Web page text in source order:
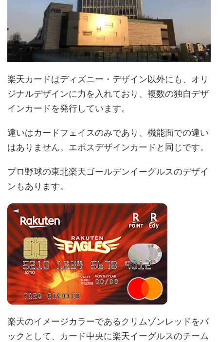
楽天カードはディズニー・デザイン以外にも、オリ
ジナルデザインに力を入れており、複数の独自デザ
インカードを発行しています。
違いはカードフェイスのみであり、機能面での違い
はありません。エポスデザインカードと同じです。
プロ野球の東北楽天ゴールデンイーグルスのデザイ
ンもあります。
楽天のイメージカラーであるクリムゾンレッドをバ
ックとして、カード中央に楽天イーグルスのチーム